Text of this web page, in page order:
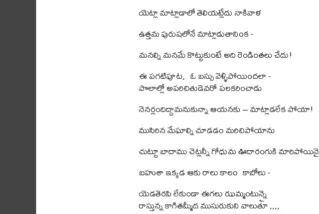
యెట్లా మాట్లాడాలో తెలియట్లేదు నాకివాళ
ఉత్తమ పురుషలోనే మాట్లాడుతానింక -
మనల్ని మనమే కొట్టుకుంటే అది రెండింతలు చేదు!
ఈ పగటిపూట, ఓ బస్సు వెళ్ళిపోయిందలా -
పొలాల్లో అపరిచితుడెవరో పలకరించాడు
నెనర్లందిద్దామనుకున్నా ఆయనకు – మాట్లాడలేక పోయా!
ముసిరిన మేఘాల్ని చూడడం మరిచిపోయాను
చుట్టూ బాదాము చెట్లన్నీ గోధుమ ఊదారంగుకి మారిపోయినై
బహుశా ఇక్కడ ఆకు రాలు కాలం కాబోలు -
యెడతెరపి లేకుండా ఈగలు ఝమ్మంటున్నై
రాస్తున్న కాగితమ్మీద ముసురుకుని వాలుతూ ,,,,